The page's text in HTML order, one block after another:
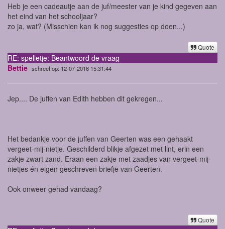
Heb je een cadeautje aan de juf/meester van je kind gegeven aan
het eind van het schooljaar?
zo ja, wat? (Misschien kan ik nog suggesties op doen...)
Quote
RE: spelletje: Beantwoord de vraag
Bettie schreef op: 12-07-2016 15:31:44
Jep.... De juffen van Edith hebben dit gekregen...
Het bedankje voor de juffen van Geerten was een gehaakt
vergeet-mij-nietje. Geschilderd blikje afgezet met lint, erin een
zakje zwart zand. Eraan een zakje met zaadjes van vergeet-mij-
nietjes én eigen geschreven briefje van Geerten.
Ook onweer gehad vandaag?
Quote